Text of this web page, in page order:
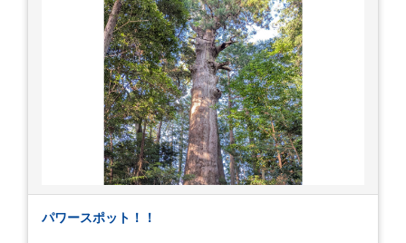
https://youtu.be/QWVP8qzpsUE
パワースポット！！